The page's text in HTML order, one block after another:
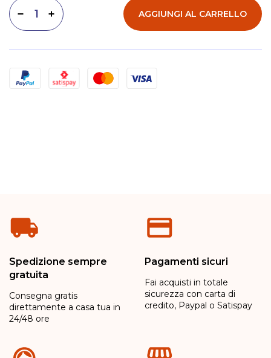
Aumenta quantità
Diminuisci quantità AGGIUNGI AL CARRELLO
Metodi di pagamento
Spedizione sempre
gratuita
Consegna gratis
direttamente a casa tua in
24/48 ore
Pagamenti sicuri
Fai acquisti in totale
sicurezza con carta di
credito, Paypal o Satispay